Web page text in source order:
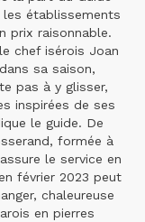
établissements
prix raisonnable.
chef isérois Joan
sa saison,
pas à y glisser,
inspirées de ses
le guide. De
formée à
le service en
février 2023 peut
chaleureuse
en pierres